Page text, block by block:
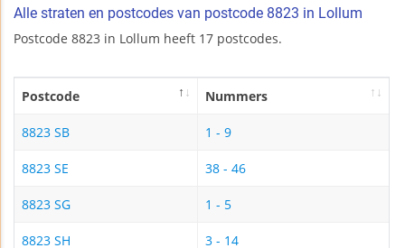
Alle straten en postcodes van postcode 8823 in Lollum
Postcode 8823 in Lollum heeft 17 postcodes.
Postcode Nummers
8823 SB 1 - 9
8823 SE 38 - 46
8823 SG 1 - 5
8823 SH 3 - 14